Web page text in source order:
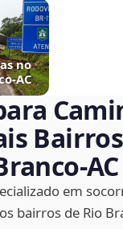
no
em
bairros de Rio